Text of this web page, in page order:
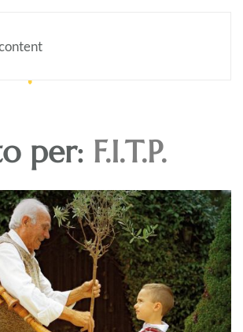
per: F.I.T.P.